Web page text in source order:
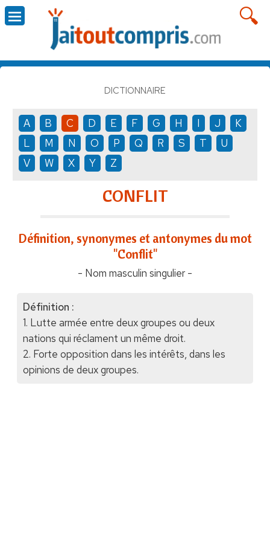
DICTIONNAIRE
A B C D E F G H I J
K
L
M N O P Q R S T
U
V
W X Y Z
CONFLIT
Définition, synonymes et antonymes du mot
"Conflit"
- Nom masculin singulier -
Définition :
1. Lutte armée entre deux groupes ou deux
nations qui réclament un même droit.
2. Forte opposition dans les intérêts, dans les
opinions de deux groupes.